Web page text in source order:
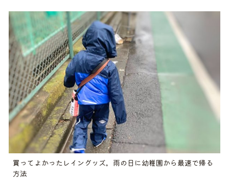
買ってよかったレイングッズ。雨の日に幼稚園から最速で帰る
方法